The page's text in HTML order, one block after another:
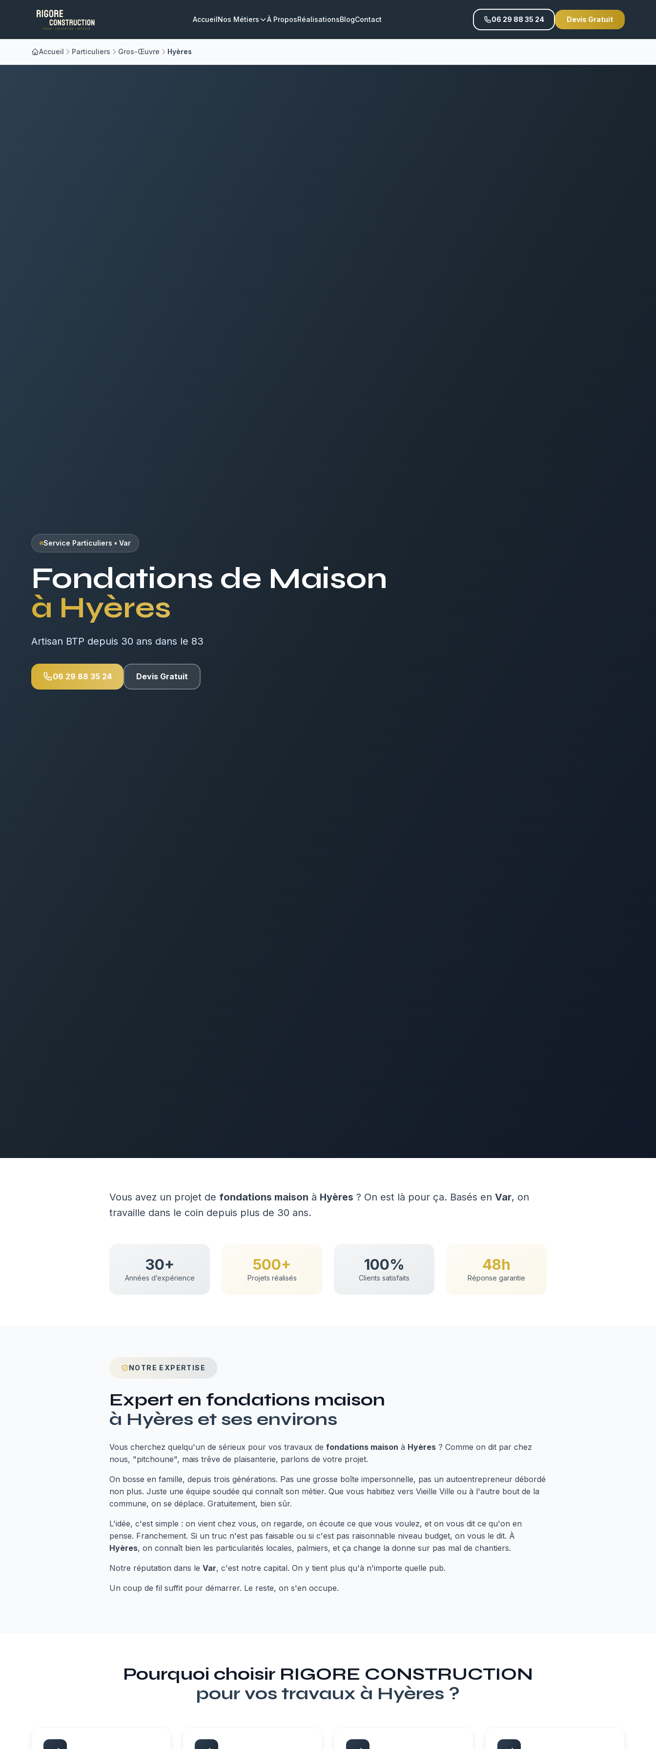
AccueilNos Métiers À ProposRéalisationsBlogContact 06 29 88 35 24 Devis Gratuit
Accueil Particuliers Gros-Œuvre Hyères
Service Particuliers • Var
Fondations de Maison
à Hyères
Artisan BTP depuis 30 ans dans le 83
06 29 88 35 24 Devis Gratuit
Vous avez un projet de fondations maison à Hyères ? On est là pour ça. Basés en Var, on
travaille dans le coin depuis plus de 30 ans.
30+
Années d’expérience
500+
Projets réalisés
100%
Clients satisfaits
48h
Réponse garantie
NOTRE EXPERTISE
Expert en fondations maison
à Hyères et ses environs
Vous cherchez quelqu'un de sérieux pour vos travaux de fondations maison à Hyères ? Comme on dit par chez
nous, "pitchoune", mais trêve de plaisanterie, parlons de votre projet.
On bosse en famille, depuis trois générations. Pas une grosse boîte impersonnelle, pas un autoentrepreneur débordé
non plus. Juste une équipe soudée qui connaît son métier. Que vous habitiez vers Vieille Ville ou à l'autre bout de la
commune, on se déplace. Gratuitement, bien sûr.
L'idée, c'est simple : on vient chez vous, on regarde, on écoute ce que vous voulez, et on vous dit ce qu'on en
pense. Franchement. Si un truc n'est pas faisable ou si c'est pas raisonnable niveau budget, on vous le dit. À
Hyères, on connaît bien les particularités locales, palmiers, et ça change la donne sur pas mal de chantiers.
Notre réputation dans le Var, c'est notre capital. On y tient plus qu'à n'importe quelle pub.
Un coup de fil suffit pour démarrer. Le reste, on s'en occupe.
Pourquoi choisir RIGORE CONSTRUCTION
pour vos travaux à Hyères ?